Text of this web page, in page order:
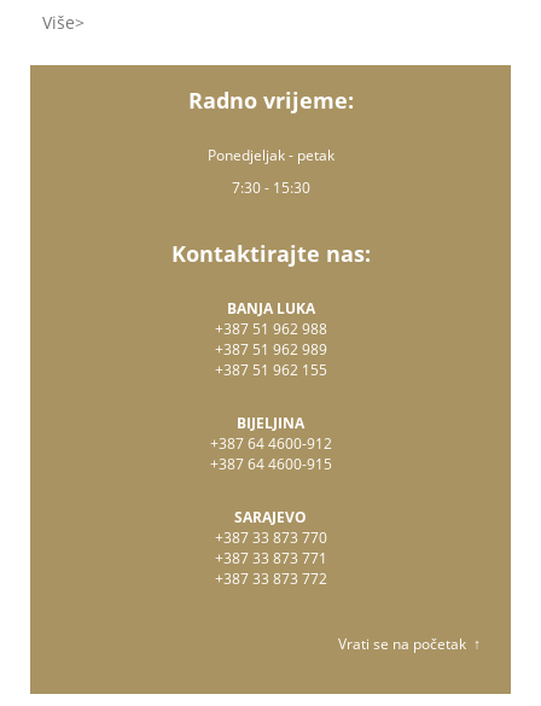
Više
Radno vrijeme:
Ponedjeljak - petak
7:30 - 15:30
Kontaktirajte nas:
BANJA LUKA
+387 51 962 988
+387 51 962 989
+387 51 962 155
BIJELJINA
+387 64 4600-912
+387 64 4600-915
SARAJEVO
+387 33 873 770
+387 33 873 771
+387 33 873 772
Vrati se na početak ↑